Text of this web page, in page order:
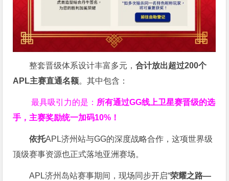
整套晋级体系设计丰富多元，合计放出超过200个
APL主赛直通名额。其中包含：
最具吸引力的是： 所有通过GG线上卫星赛晋级的选
手，主赛奖励统一加码10% ！
依托APL济州站与GG的深度战略合作，这项世界级
顶级赛事资源也正式落地亚洲赛场。
APL济州岛站赛事期间，现场同步开启“荣耀之路—